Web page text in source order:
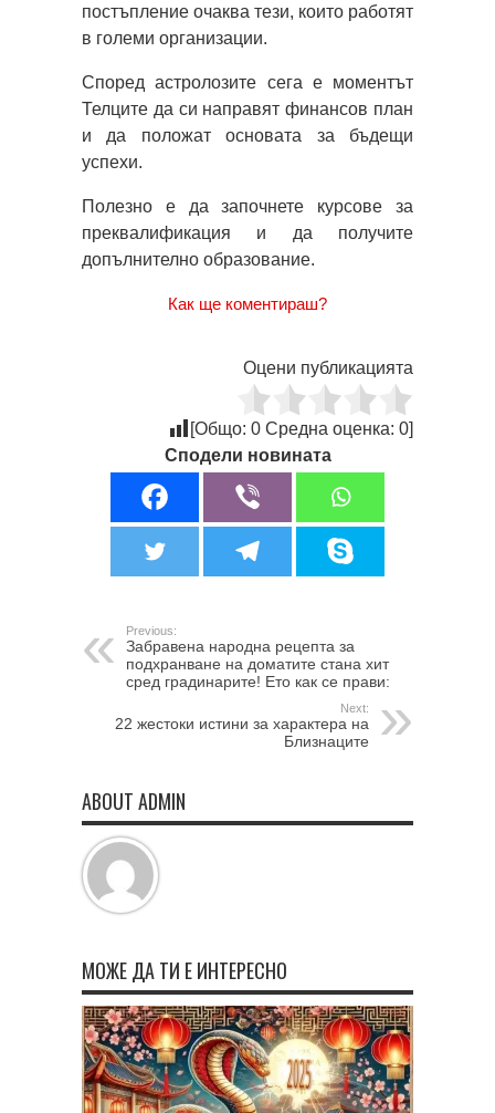
постъпление очаква тези, които работят
в големи организации.
Според астролозите сега е моментът
Телците да си направят финансов план
и да положат основата за бъдещи
успехи.
Полезно е да започнете курсове за
преквалификация и да получите
допълнително образование.
Как ще коментираш?
Оцени публикацията
[Общо: 0 Средна оценка: 0]
Сподели новината
Previous:
Забравена народна рецепта за
подхранване на доматите стана хит
сред градинарите! Ето как се прави:
Next:
22 жестоки истини за характера на
Близнаците
ABOUT ADMIN
МОЖЕ ДА ТИ Е ИНТЕРЕСНО